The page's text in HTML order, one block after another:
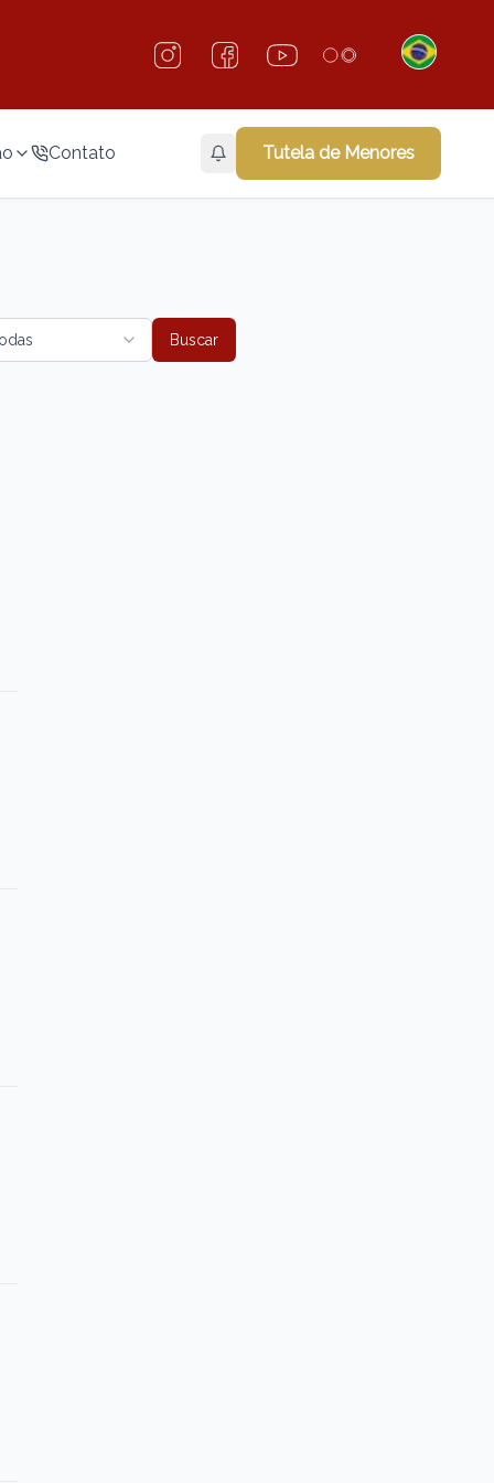
Contato Tutela de Menores
Buscar